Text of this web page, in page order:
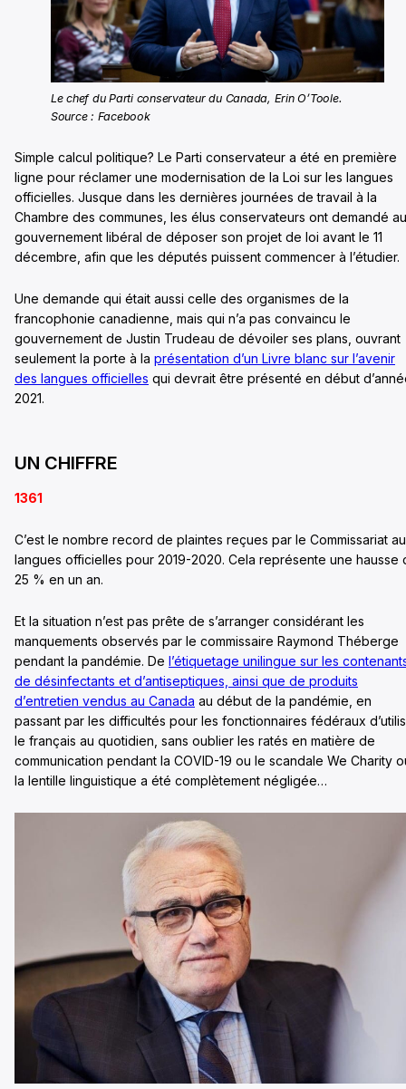
Le chef du Parti conservateur du Canada, Erin O’Toole.
Source : Facebook
Simple calcul politique? Le Parti conservateur a été en première
ligne pour réclamer une modernisation de la Loi sur les langues
officielles. Jusque dans les dernières journées de travail à la
Chambre des communes, les élus conservateurs ont demandé au
gouvernement libéral de déposer son projet de loi avant le 11
décembre, afin que les députés puissent commencer à l’étudier.
Une demande qui était aussi celle des organismes de la
francophonie canadienne, mais qui n’a pas convaincu le
gouvernement de Justin Trudeau de dévoiler ses plans, ouvrant
seulement la porte à la présentation d’un Livre blanc sur l’avenir
des langues officielles qui devrait être présenté en début
2021.
UN CHIFFRE
1361
C’est le nombre record de plaintes reçues par le Commissariat
langues officielles pour 2019-2020. Cela représente une hausse
25 % en un an.
Et la situation n’est pas prête de s’arranger considérant les
manquements observés par le commissaire Raymond Théberge
pendant la pandémie. De l’étiquetage unilingue sur les
de désinfectants et d’antiseptiques, ainsi que de produits
d’entretien vendus au Canada au début de la pandémie, en
passant par les difficultés pour les fonctionnaires fédéraux
le français au quotidien, sans oublier les ratés en matière de
communication pendant la COVID-19 ou le scandale We Charity
la lentille linguistique a été complètement négligée…